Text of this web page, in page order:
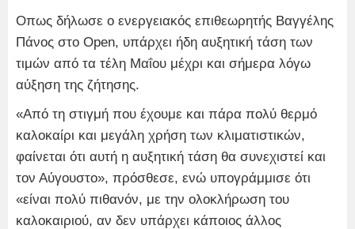
Οπως δήλωσε ο ενεργειακός επιθεωρητής Βαγγέλης
Πάνος στο Open, υπάρχει ήδη αυξητική τάση των
τιμών από τα τέλη Μαΐου μέχρι και σήμερα λόγω
αύξηση της ζήτησης.
«Από τη στιγμή που έχουμε και πάρα πολύ θερμό
καλοκαίρι και μεγάλη χρήση των κλιματιστικών,
φαίνεται ότι αυτή η αυξητική τάση θα συνεχιστεί και
τον Αύγουστο», πρόσθεσε, ενώ υπογράμμισε ότι
«είναι πολύ πιθανόν, με την ολοκλήρωση του
καλοκαιριού, αν δεν υπάρχει κάποιος άλλος